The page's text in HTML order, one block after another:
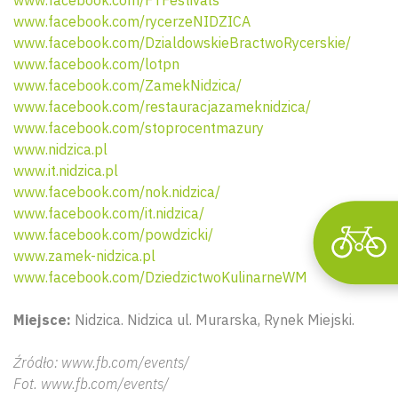
www.facebook.com/rycerzeNIDZICA
www.facebook.com/DzialdowskieBractwoRycerskie/
www.facebook.com/lotpn
www.facebook.com/ZamekNidzica/
www.facebook.com/restauracjazameknidzica/
www.facebook.com/stoprocentmazury
www.nidzica.pl
www.it.nidzica.pl
www.facebook.com/nok.nidzica/
www.facebook.com/it.nidzica/
www.facebook.com/powdzicki/
www.zamek-nidzica.pl
www.facebook.com/DziedzictwoKulinarneWM
Miejsce: Nidzica. Nidzica ul. Murarska, Rynek Miejski.
Źródło: www.fb.com/events/
Fot. www.fb.com/events/